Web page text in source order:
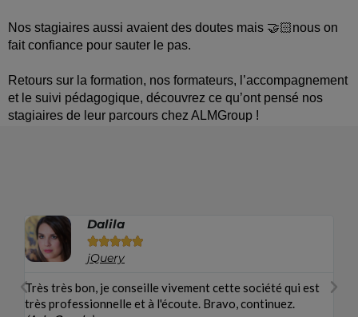
Nos stagiaires aussi avaient des doutes mais 🤝🏻nous on
fait confiance pour sauter le pas.
Retours sur la formation, nos formateurs, l’accompagnement
et le suivi pédagogique, découvrez ce qu’ont pensé nos
stagiaires de leur parcours chez ALMGroup !
Sam

jQuery
Vrai professionnel qui maîtrise son sujet, à l'écoute et très
clair. Je conseille vivement.